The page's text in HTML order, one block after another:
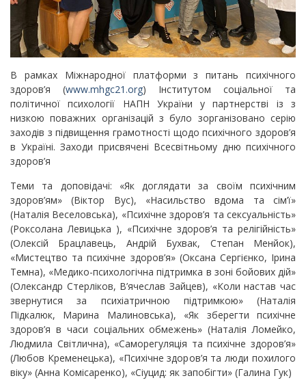
В рамках Міжнародної платформи з питань психічного
здоров’я (www.mhgc21.org) Інститутом соціальної та
політичної психології НАПН України у партнерстві із з
низкою поважних організацій з було зорганізовано серію
заходів з підвищення грамотності щодо психічного здоров’я
в Україні. Заходи присвячені Всесвітньому дню психічного
здоров’я
Теми та доповідачі: «Як доглядати за своїм психічним
здоров’ям» (Віктор Вус), «Насильство вдома та сім’ї»
(Наталія Веселовська), «Психічне здоров’я та сексуальність»
(Роксолана Левицька ), «Психічне здоров’я та релігійність»
(Олексій Брацлавець, Андрій Бухвак, Степан Менйок),
«Мистецтво та психічне здоров’я» (Оксана Сергієнко, Ірина
Темна), «Медико-психологічна підтримка в зоні бойових дій»
(Олександр Стерліков, В’ячеслав Зайцев), «Коли настав час
звернутися за психіатричною підтримкою» (Наталія
Підкалюк, Марина Малиновська), «Як зберегти психічне
здоров’я в часи соціальних обмежень» (Наталія Ломейко,
Людмила Світлична), «Саморегуляція та психічне здоров’я»
(Любов Кременецька), «Психічне здоров’я та люди похилого
віку» (Анна Комісаренко), «Сіуцид: як запобігти» (Галина Гук)